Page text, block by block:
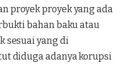
proyek proyek yang ada
bahan baku atau
sesuai yang di
diduga adanya korupsi